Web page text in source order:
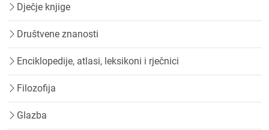
Dječje knjige
Društvene znanosti
Enciklopedije, atlasi, leksikoni i rječnici
Filozofija
Glazba